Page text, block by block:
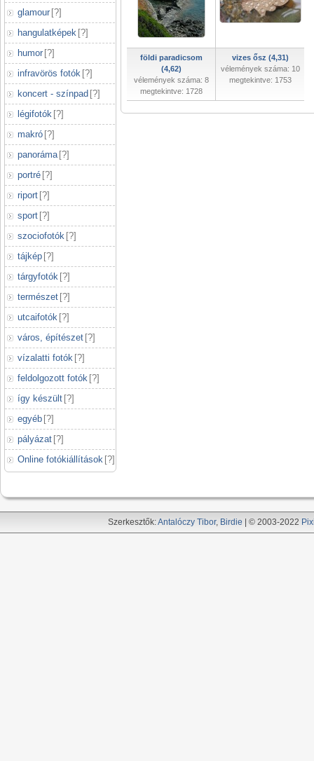
glamour [?]
hangulatképek [?]
humor [?]
infravörös fotók [?]
koncert - színpad [?]
légifotók [?]
makró [?]
panoráma [?]
portré [?]
riport [?]
sport [?]
szociofotók [?]
tájkép [?]
tárgyfotók [?]
természet [?]
utcaifotók [?]
város, építészet [?]
vízalatti fotók [?]
feldolgozott fotók [?]
így készült [?]
egyéb [?]
pályázat [?]
Online fotókiállítások [?]
földi paradicsom
(4,62)
vélemények száma: 8
megtekintve: 1728
vizes ősz (4,31)
vélemények száma: 10
megtekintve: 1753
Szerkesztők:Antalóczy Tibor, Birdie | © 2003-2022